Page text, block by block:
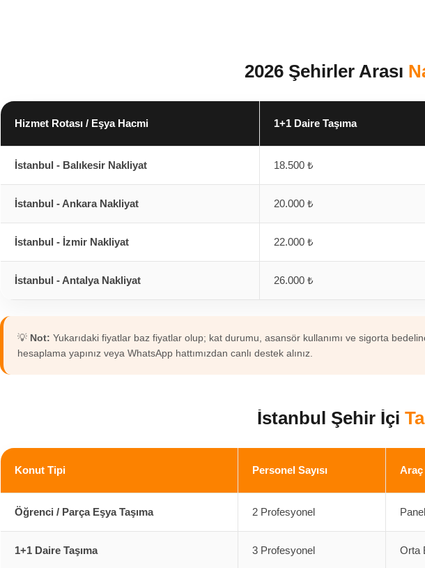
2026 Şehirler Arası
Hizmet Rotası / Eşya Hacmi 1+1 Daire Taşıma
İstanbul - Balıkesir Nakliyat 18.500 ₺
İstanbul - Ankara Nakliyat 20.000 ₺
İstanbul - İzmir Nakliyat 22.000 ₺
İstanbul - Antalya Nakliyat 26.000 ₺
💡 Not: Yukarıdaki fiyatlar baz fiyatlar olup; kat durumu, asansör kullanımı ve sigorta
hesaplama yapınız veya WhatsApp hattımızdan canlı destek alınız.
İstanbul Şehir İçi
Konut Tipi Personel Sayısı
Öğrenci / Parça Eşya Taşıma 2 Profesyonel
1+1 Daire Taşıma 3 Profesyonel Orta